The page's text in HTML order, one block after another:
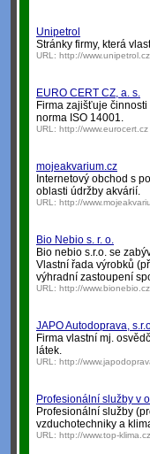
Unipetrol
Stránky firmy, která
URL: http://www.unipetrol.cz
EURO CERT CZ, a. s.
Firma zajišťuje
norma ISO 14001.
URL: http://www.eurocert.cz
mojeakvarium.cz
Internetový obchod s
oblasti údržby akvárií.
URL: http://
Bio Nebio s. r. o.
Bio nebio s.r.o. se
Vlastní řada výrobků
výhradní zastoupení
URL: http://www.bionebio.cz
JAPO Autodoprava,
Firma vlastní mj.
látek.
URL: http://
Profesionální služby v
Profesionální služby
vzduchotechniky a
URL: http://www.top-